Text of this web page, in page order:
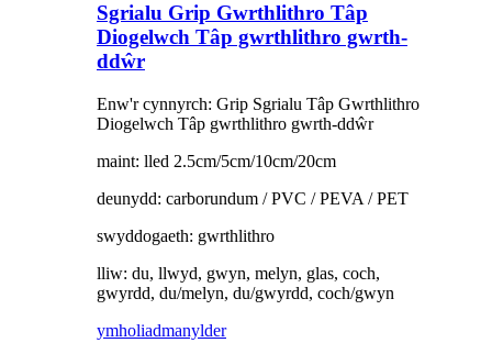
Sgrialu Grip Gwrthlithro Tâp
Diogelwch Tâp gwrthlithro gwrth-
ddŵr
Enw'r cynnyrch: Grip Sgrialu Tâp Gwrthlithro
Diogelwch Tâp gwrthlithro gwrth-ddŵr
maint: lled 2.5cm/5cm/10cm/20cm
deunydd: carborundum / PVC / PEVA / PET
swyddogaeth: gwrthlithro
lliw: du, llwyd, gwyn, melyn, glas, coch,
gwyrdd, du/melyn, du/gwyrdd, coch/gwyn
ymholiadmanylder